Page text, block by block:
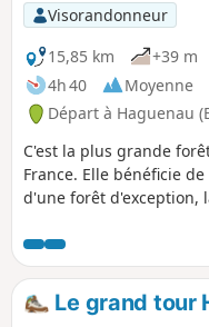
Visorandonneur
15,85 km
+39 m
4h 40
Moyenne
Départ à Haguenau
C'est la plus grande
France. Elle bénéficie
d'une forêt d'exception,
France, avec une flore
regorge de
Petite réserve biologique
parcours.
Le grand tour